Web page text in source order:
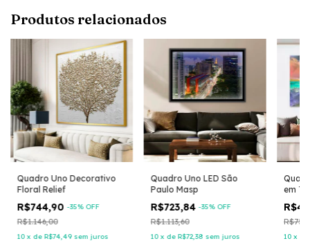
Produtos relacionados
Quadro Uno Decorativo
Floral Relief
R$744,90-35% OFF
R$1.146,00
10 x de R$74,49 sem juros
Quadro Uno LED São
Paulo Masp
R$723,84-35% OFF
R$1.113,60
10 x de R$72,38 sem juros
em
10 x